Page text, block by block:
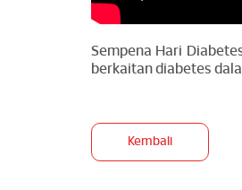
Sempena Hari
berkaitan diabetes
Kembali